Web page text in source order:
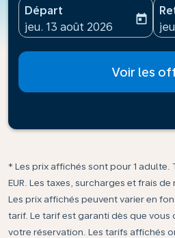
Départ
fc-booking-departure-
jeu. 13 août 2026
today
Voir les
* Les prix affichés sont pour 1 adulte.
EUR. Les taxes, surcharges et frais
Les prix affichés peuvent varier en
tarif. Le tarif est garanti dès que
votre réservation. Les tarifs affichés